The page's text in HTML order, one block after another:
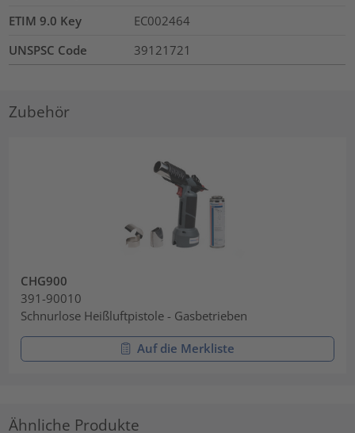
ETIM 9.0 Key
EC002464
UNSPSC Code
39121721
Zubehör
CHG900
391-90010
Schnurlose Heißluftpistole - Gasbetrieben
Auf die Merkliste
Ähnliche Produkte